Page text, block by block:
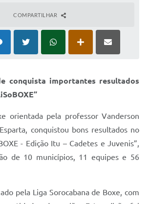
COMPARTILHAR
conquista importantes resultados
orientada pela professor Vanderson
conquistou bons resultados no
- Edição Itu – Cadetes e Juvenis”,
de 10 municípios, 11 equipes e 56
pela Liga Sorocabana de Boxe, com